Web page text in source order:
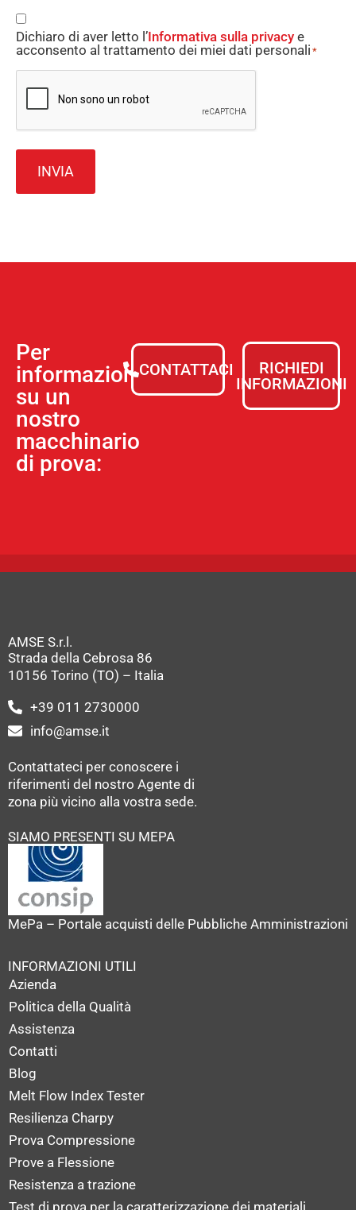
Consent
*
Dichiaro di aver letto l’Informativa sulla privacy e
acconsento al trattamento dei miei dati personali *
CAPTCHA
Per
informazioni
su un
nostro
macchinario
di prova:
CONTATTACI
RICHIEDI
INFORMAZIONI
AMSE S.r.l.
Strada della Cebrosa 86
10156 Torino (TO) – Italia
+39 011 2730000
info@amse.it
Contattateci per conoscere i
riferimenti del nostro Agente di
zona più vicino alla vostra sede.
SIAMO PRESENTI SU MEPA
MePa – Portale acquisti delle Pubbliche Amministrazioni
INFORMAZIONI UTILI
Azienda
Politica della Qualità
Assistenza
Contatti
Blog
Melt Flow Index Tester
Resilienza Charpy
Prova Compressione
Prove a Flessione
Resistenza a trazione